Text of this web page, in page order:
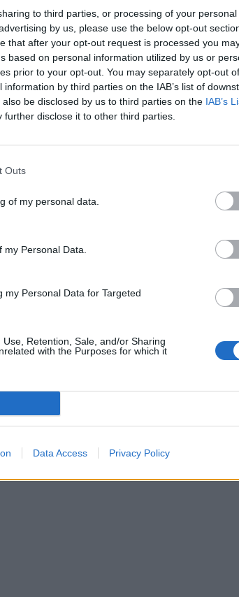
to third parties, or processing of your personal
by us, please use the below opt-out
that after your opt-out request is processed you
based on personal information utilized by us or
prior to your opt-out. You may separately opt-out
by third parties on the IAB’s list of
be disclosed by us to third parties on the IAB’s
further disclose it to other third parties.
Outs
of my personal data.
Personal Data.
Personal Data for Targeted
Retention, Sale, and/or Sharing
with the Purposes for which it
Data Access Privacy Policy